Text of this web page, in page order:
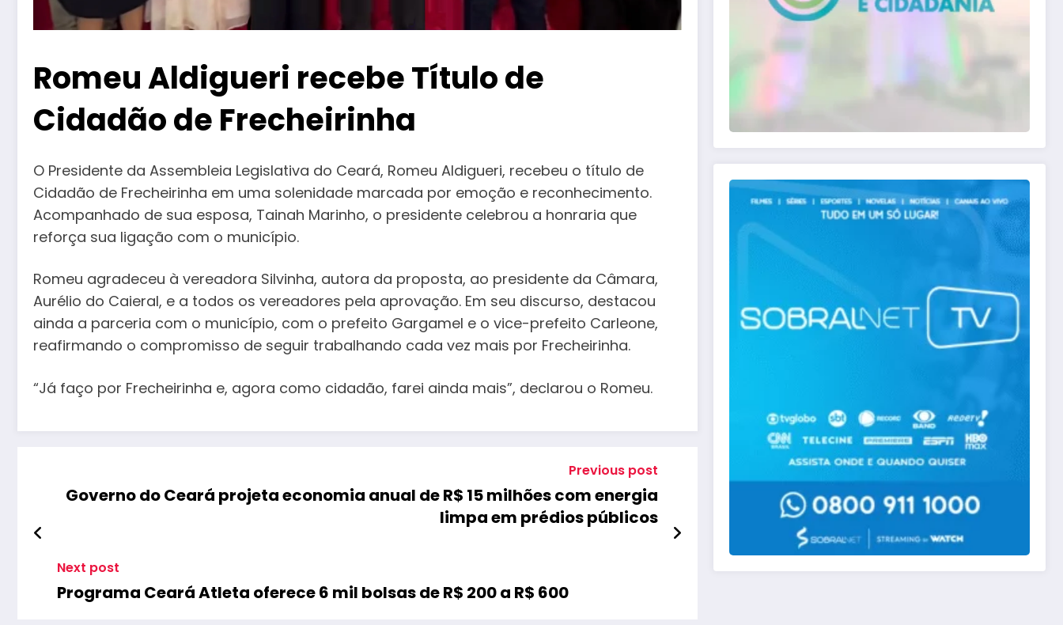
Romeu Aldigueri recebe Título de
Cidadão de Frecheirinha
O Presidente da Assembleia Legislativa do Ceará, Romeu Aldigueri, recebeu o título de
Cidadão de Frecheirinha em uma solenidade marcada por emoção e reconhecimento.
Acompanhado de sua esposa, Tainah Marinho, o presidente celebrou a honraria que
reforça sua ligação com o município.
Romeu agradeceu à vereadora Silvinha, autora da proposta, ao presidente da Câmara,
Aurélio do Caieral, e a todos os vereadores pela aprovação. Em seu discurso, destacou
ainda a parceria com o município, com o prefeito Gargamel e o vice-prefeito Carleone,
reafirmando o compromisso de seguir trabalhando cada vez mais por Frecheirinha.
“Já faço por Frecheirinha e, agora como cidadão, farei ainda mais”, declarou o Romeu.
Previous post
Governo do Ceará projeta economia anual de R$ 15 milhões com energia
limpa em prédios públicos
Next post
Programa Ceará Atleta oferece 6 mil bolsas de R$ 200 a R$ 600